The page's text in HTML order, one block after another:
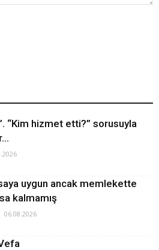
“Kim hizmet etti?” sorusuyla
uygun ancak memlekette
kalmamış
06.08.2026